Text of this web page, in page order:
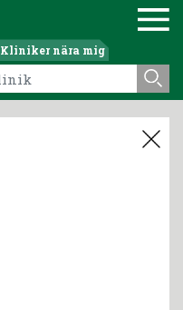
Kliniker nära mig